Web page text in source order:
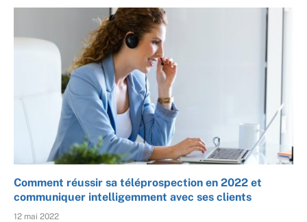
Comment réussir sa téléprospection en 2022 et
communiquer intelligemment avec ses clients
12 mai 2022